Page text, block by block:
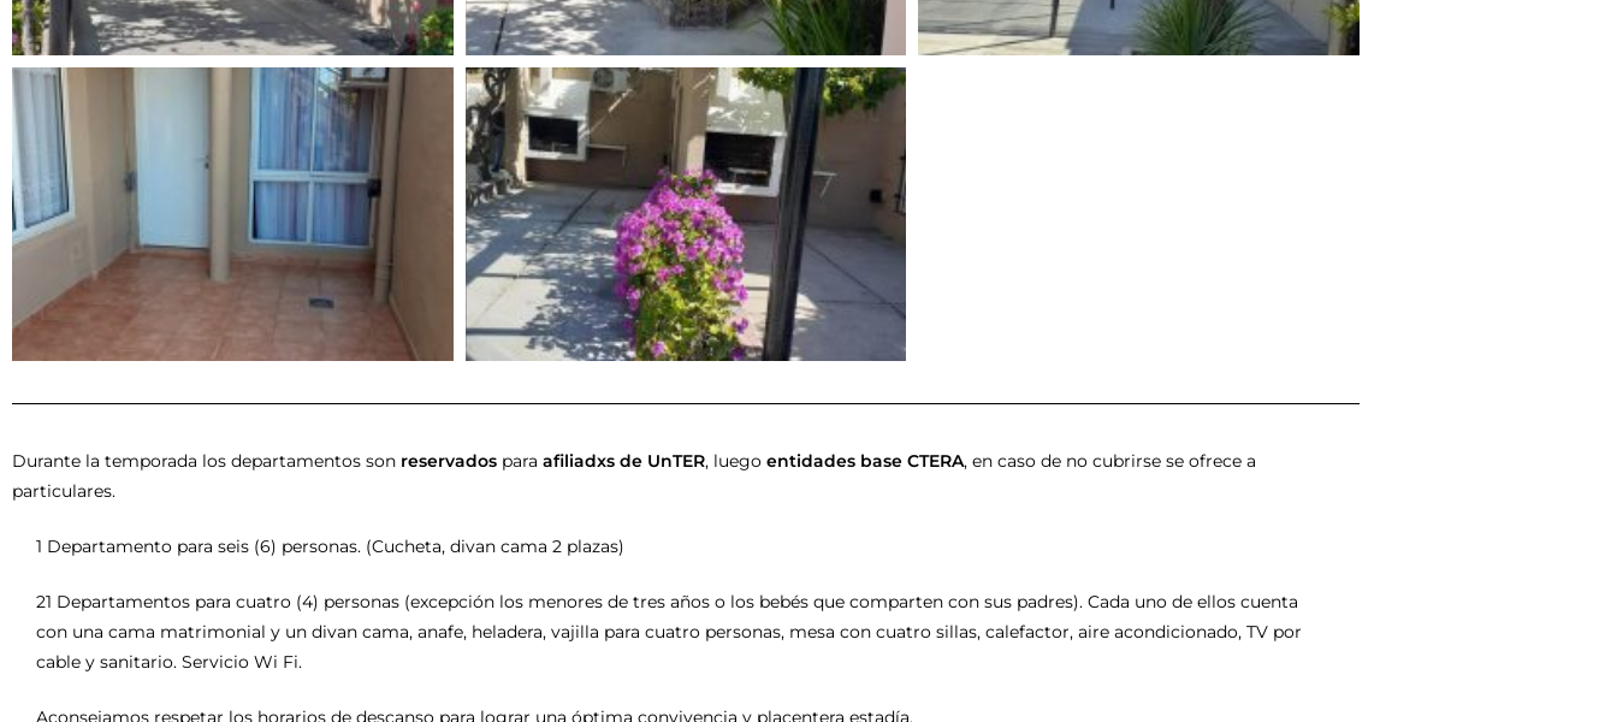
Durante la temporada los departamentos son reservados para afiliadxs de UnTER, luego entidades base CTERA, en caso de no cubrirse se ofrece a
particulares.
1 Departamento para seis (6) personas. (Cucheta, divan cama 2 plazas)
21 Departamentos para cuatro (4) personas (excepción los menores de tres años o los bebés que comparten con sus padres). Cada uno de ellos cuenta
con una cama matrimonial y un divan cama, anafe, heladera, vajilla para cuatro personas, mesa con cuatro sillas, calefactor, aire acondicionado, TV por
cable y sanitario. Servicio Wi Fi.
Aconsejamos respetar los horarios de descanso para lograr una óptima convivencia y placentera estadía.